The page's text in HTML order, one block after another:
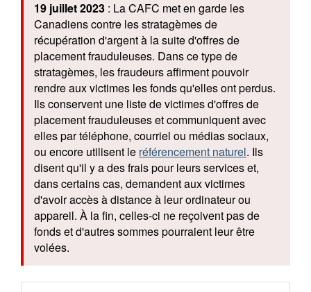
19 juillet 2023 : La CAFC met en garde les
Canadiens contre les stratagèmes de
récupération d'argent à la suite d'offres de
placement frauduleuses. Dans ce type de
stratagèmes, les fraudeurs affirment pouvoir
rendre aux victimes les fonds qu'elles ont perdus.
Ils conservent une liste de victimes d'offres de
placement frauduleuses et communiquent avec
elles par téléphone, courriel ou médias sociaux,
ou encore utilisent le référencement naturel. Ils
disent qu'il y a des frais pour leurs services et,
dans certains cas, demandent aux victimes
d'avoir accès à distance à leur ordinateur ou
appareil. À la fin, celles-ci ne reçoivent pas de
fonds et d'autres sommes pourraient leur être
volées.